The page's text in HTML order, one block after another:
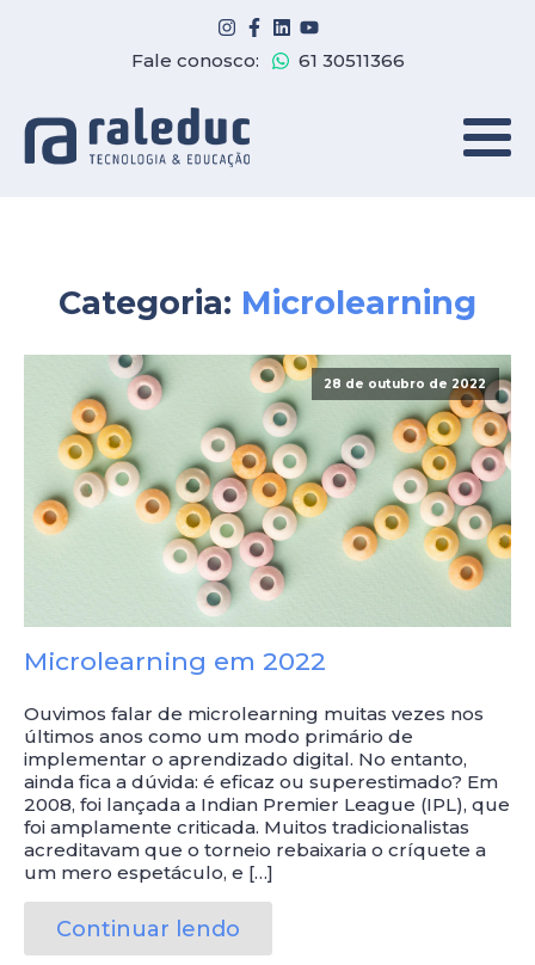
Fale conosco: 61 30511366
Categoria: Microlearning
28 de outubro de 2022
Microlearning em 2022
Ouvimos falar de microlearning muitas vezes nos
últimos anos como um modo primário de
implementar o aprendizado digital. No entanto,
ainda fica a dúvida: é eficaz ou superestimado? Em
2008, foi lançada a Indian Premier League (IPL), que
foi amplamente criticada. Muitos tradicionalistas
acreditavam que o torneio rebaixaria o críquete a
um mero espetáculo, e […]
Continuar lendo